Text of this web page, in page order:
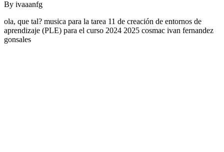
By ivaaanfg
ola, que tal? musica para la tarea 11 de creación de entornos de
aprendizaje (PLE) para el curso 2024 2025 cosmac ivan fernandez
gonsales